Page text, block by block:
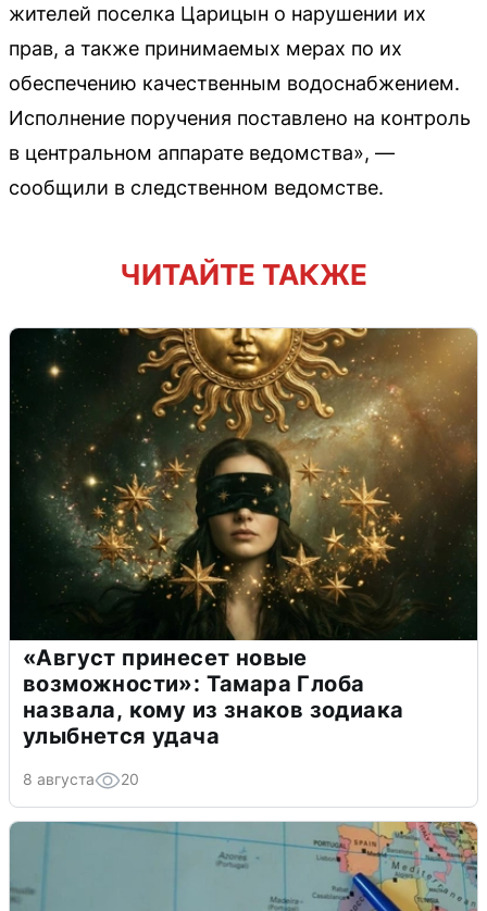
жителей поселка Царицын о нарушении их
прав, а также принимаемых мерах по их
обеспечению качественным водоснабжением.
Исполнение поручения поставлено на контроль
в центральном аппарате ведомства», —
сообщили в следственном ведомстве.
ЧИТАЙТЕ ТАКЖЕ
«Август принесет новые
возможности»: Тамара Глоба
назвала, кому из знаков зодиака
улыбнется удача
8 августа 20